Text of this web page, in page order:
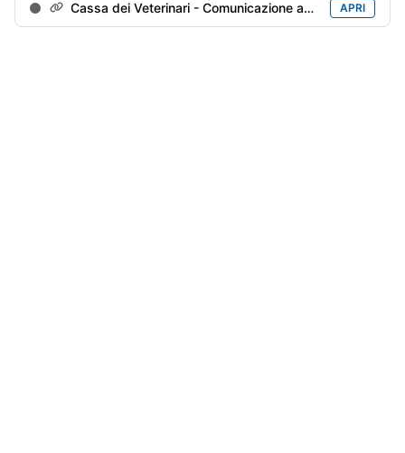
Cassa dei Veterinari - Comunicazione annuale APRI